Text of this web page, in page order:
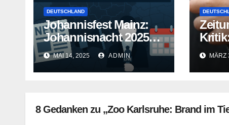
DEUTSCHLAND
Johannisfest Mainz:
Johannisnacht 2025
ohne Feuerwerk
MAI 14, 2025 ADMIN
alsMÄRZ
8 Gedanken zu „Zoo Karlsruhe: Brand im